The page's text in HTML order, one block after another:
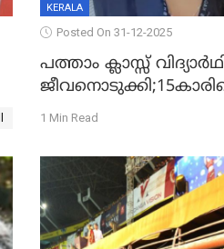
KERALA
Posted On 31-12-2025
പത്താം ക്ലാസ്സ്
കിടപ്പുമുറിയില്‍ തൂങ്ങി
1 Min Read